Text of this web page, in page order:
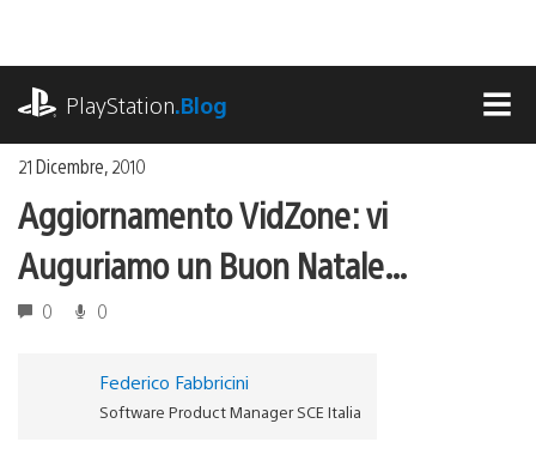
contenuto
PlayStation.Blog
21 Dicembre, 2010
Aggiornamento VidZone: vi
Auguriamo un Buon Natale…
0 0
Federico Fabbricini
Software Product Manager SCE Italia